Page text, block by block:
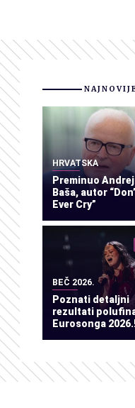
HRVATSKA
Preminuo Andrej
Baša, autor
Ever Cry”
BEČ 2026.
Poznati detaljni
rezultati
Eurosonga